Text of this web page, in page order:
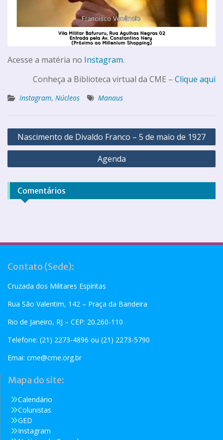
Acesse a matéria no Instagram.
Conheça a Biblioteca virtual da CME – Clique aqui
Instagram, Núcleos Manaus
Nascimento de Divaldo Franco – 5 de maio de 1927
Agenda
Comentários
Contato (Sede):
Cruzada dos Militares Espíritas
Rua São Valentim, 142 – Praça da Bandeira
Rio de Janeiro, RJ – CEP: 20.260-110
Telefone: (21) 2273-4896 ou (21) 2273-5790
Emai: cme@cme.org.br
Mapa do site:
Calendário
Colunistas
GED
Instagram